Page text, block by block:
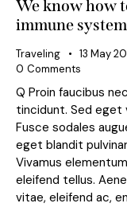
We know how
immune system
Traveling 13 May
0 Comments
Q Proin faucibus
tincidunt. Sed eget
Fusce sodales
eget blandit
Vivamus
eleifend tellus.
vitae, eleifend ac,